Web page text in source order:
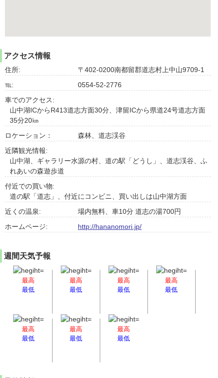
アクセス情報
住所:
〒402-0200南都留郡道志村上中山9709-1
℡:
0554-52-2776
車でのアクセス:
山中湖ICからR413道志方面30分、津留ICから県道24号道志方面
35分20㎞
ロケーション：
森林、道志渓谷
近隣観光情報:
山中湖、ギャラリー水源の村、道の駅「どうし」、道志渓谷、ふ
れあいの森遊歩道
付近での買い物:
道の駅「道志」、付近にコンビニ、買い出しは山中湖方面
近くの温泉:
場内無料、車10分 道志の湯700円
ホームページ:
http://hananomori.jp/
週間天気予報
最高
最低
最高
最低
最高
最低
最高
最低
最高
最低
最高
最低
最高
最低